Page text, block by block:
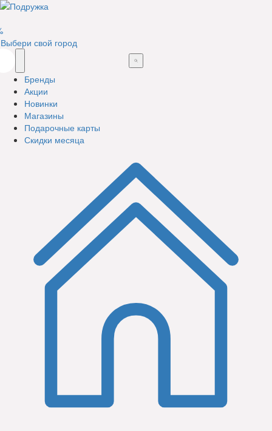
Выбери свой город
Бренды
Акции
Новинки
Магазины
Подарочные карты
Скидки месяца